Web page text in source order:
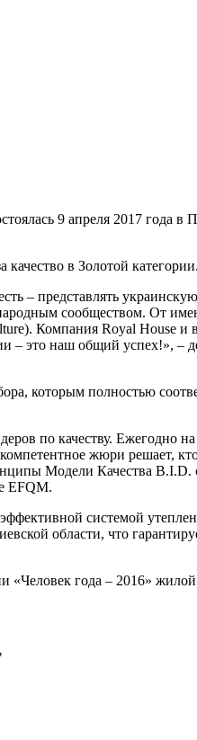
9 апреля 2017 года в
в Золотой категории.
– представлять
сообществом. От
Компания Royal House и
– это наш общий успех!», –
которым полностью
по качеству. Ежегодно
жюри решает,
Модели Качества B.I.D.
EFQM.
системой
области, что
года – 2016»